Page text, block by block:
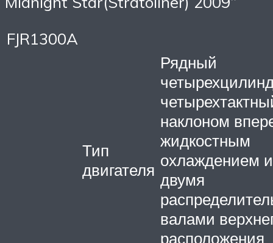
FJR1300A
Тип
двигателя
Рядный
наклоном
жидкостным
охлаждением и
двумя
валами
расположения